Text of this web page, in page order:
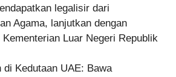
legalisir dari
Agama, lanjutkan dengan
Kementerian Luar Negeri Republik
di Kedutaan UAE: Bawa